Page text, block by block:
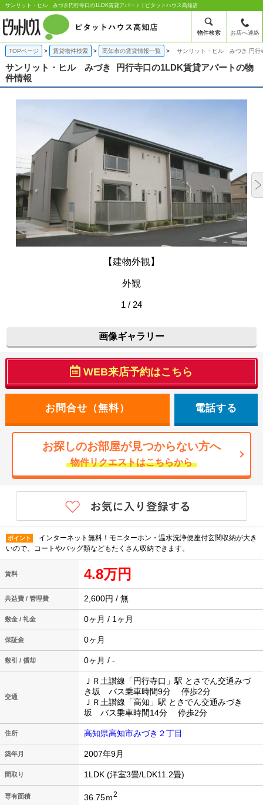
サンリット・ヒル みづき円行寺口の1LDK賃貸アパート | ピタットハウス高知店
物件検索 お店へ連絡
TOPページ 賃貸物件検索 高知市の賃貸情報一覧 サンリット・ヒル みづき 円行
サンリット・ヒル みづき
円行寺口の1LDK賃貸アパートの物
件情報
【建物外観】
外観
1 / 24
画像ギャラリー
WEB来店予約はこちら
電話する
お探しのお部屋が見つからない方へ
物件リクエストはこちらから
ポイント
インターネット無料！モニターホン・温水洗浄便座付玄関収納が大き
いので、コートやバッグ類などもたくさん収納できます。
賃料 4.8万円
共益費 / 管理費 2,600円 / 無
敷金 / 礼金 0ヶ月 / 1ヶ月
保証金 0ヶ月
敷引 / 償却 0ヶ月 / -
交通
ＪＲ土讃線「円行寺口」駅 とさでん交通みづ
き坂 バス乗車時間9分 停歩2分
ＪＲ土讃線「高知」駅 とさでん交通みづき
坂 バス乗車時間14分 停歩2分
住所 高知県高知市みづき２丁目
築年月 2007年9月
間取り 1LDK (洋室3畳/LDK11.2畳)
専有面積 36.75ｍ2